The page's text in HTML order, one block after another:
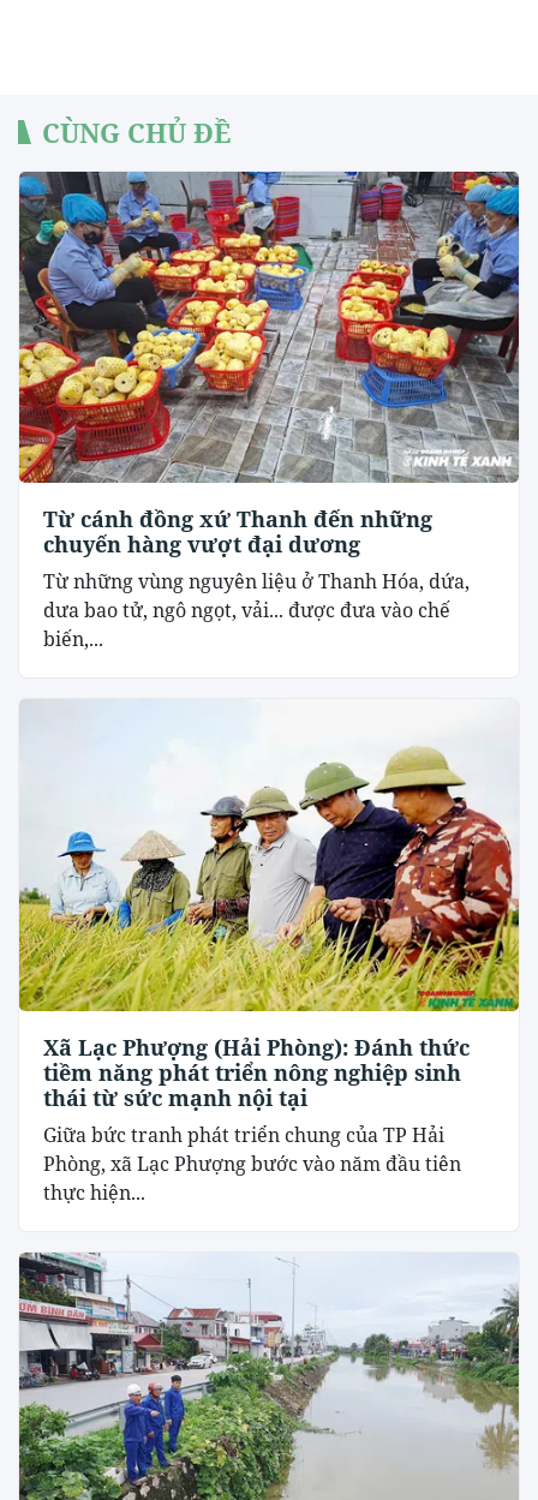
CÙNG CHỦ ĐỀ
Từ cánh đồng xứ Thanh đến những
chuyến hàng vượt đại dương
Từ những vùng nguyên liệu ở Thanh Hóa, dứa,
dưa bao tử, ngô ngọt, vải... được đưa vào chế
biến,...
Xã Lạc Phượng (Hải Phòng): Đánh thức
tiềm năng phát triển nông nghiệp sinh
thái từ sức mạnh nội tại
​Giữa bức tranh phát triển chung của TP Hải
Phòng, xã Lạc Phượng bước vào năm đầu tiên
thực hiện...